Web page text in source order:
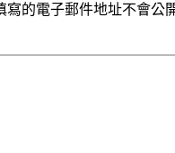
寫的電子郵件地址不會公